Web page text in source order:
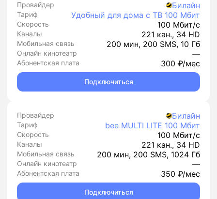
Провайдер Билайн
Тариф Удобный для дома с ТВ 100 Мбит
Скорость 100 Мбит/с
Каналы 221 кан., 34 HD
Мобильная связь 200 мин, 200 SMS, 10 Гб
Онлайн кинотеатр —
Абонентская плата 300 ₽/мес
Подключиться
Провайдер Билайн
Тариф bee MULTI LITE 100 Мбит
Скорость 100 Мбит/с
Каналы 221 кан., 34 HD
Мобильная связь 200 мин, 200 SMS, 1024 Гб
Онлайн кинотеатр —
Абонентская плата 350 ₽/мес
Подключиться